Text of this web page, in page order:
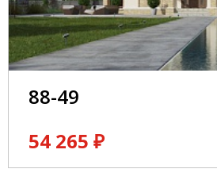
88-49
54 265 ₽